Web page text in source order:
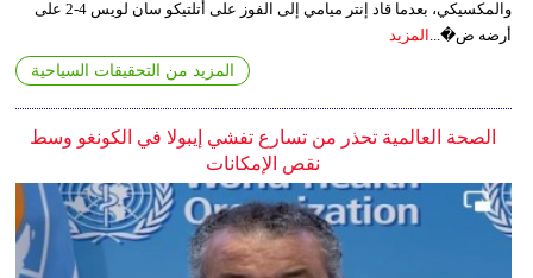
والمكسيكي، بعدما قاد إنتر ميامي إلى الفوز على أتلتيكو سان لويس 4-2 على
أرضه ض�...
المزيد
المزيد من التحقيقات السياحية
الصحة العالمية تحذر من تسارع تفشي إيبولا في الكونغو وسط
نقص الإمكانات